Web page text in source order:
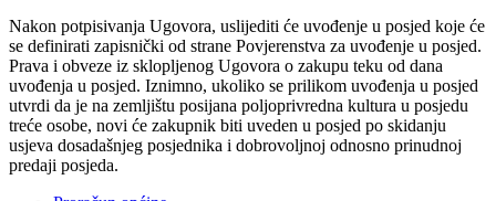
Nakon potpisivanja Ugovora, uslijediti će uvođenje u posjed koje će
se definirati zapisnički od strane Povjerenstva za uvođenje u posjed.
Prava i obveze iz sklopljenog Ugovora o zakupu teku od dana
uvođenja u posjed. Iznimno, ukoliko se prilikom uvođenja u posjed
utvrdi da je na zemljištu posijana poljoprivredna kultura u posjedu
treće osobe, novi će zakupnik biti uveden u posjed po skidanju
usjeva dosadašnjeg posjednika i dobrovoljnoj odnosno prinudnoj
predaji posjeda.